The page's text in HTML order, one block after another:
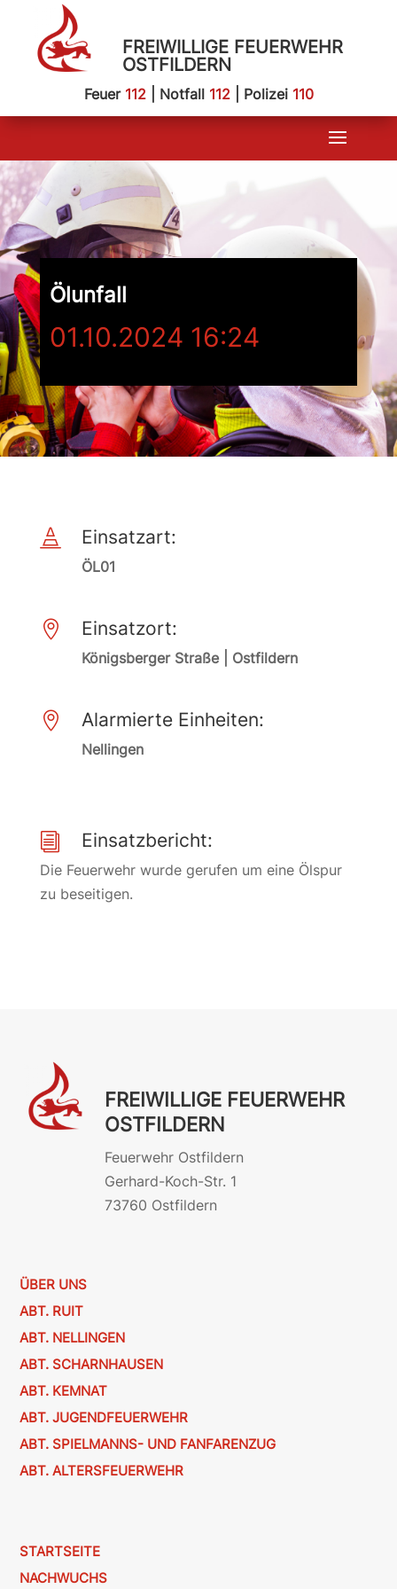
FREIWILLIGE FEUERWEHR
OSTFILDERN
Feuer 112| Notfall 112| Polizei 110
Ölunfall
01.10.2024 16:24
 Einsatzart:
ÖL01
 Einsatzort:
Königsberger Straße | Ostfildern
 Alarmierte Einheiten:
Nellingen
i Einsatzbericht:
Die Feuerwehr wurde gerufen um eine Ölspur
zu beseitigen.
FREIWILLIGE FEUERWEHR
OSTFILDERN
Feuerwehr Ostfildern
Gerhard-Koch-Str. 1
73760 Ostfildern
ÜBER UNS
ABT. RUIT
ABT. NELLINGEN
ABT. SCHARNHAUSEN
ABT. KEMNAT
ABT. JUGENDFEUERWEHR
ABT. SPIELMANNS- UND FANFARENZUG
ABT. ALTERSFEUERWEHR
STARTSEITE
NACHWUCHS